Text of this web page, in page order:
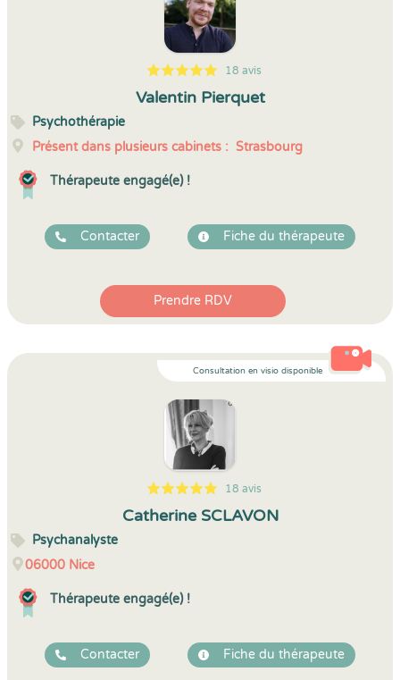
5
1
5
18 18 avis
Valentin Pierquet
Psychothérapie
Présent dans plusieurs cabinets : Strasbourg
Thérapeute engagé(e) !
Contacter Fiche du thérapeute
Prendre RDV
Consultation en visio disponible
5
1
5
18 18 avis
Catherine SCLAVON
Psychanalyste
06000 Nice
Thérapeute engagé(e) !
Contacter Fiche du thérapeute